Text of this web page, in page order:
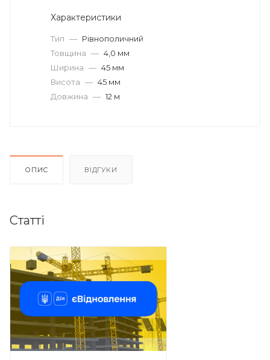
Характеристики
Тип — Рівнополичний
Товщина — 4,0 мм
Ширина — 45 мм
Висота — 45 мм
Довжина — 12 м
ОПИС ВІДГУКИ
Статті